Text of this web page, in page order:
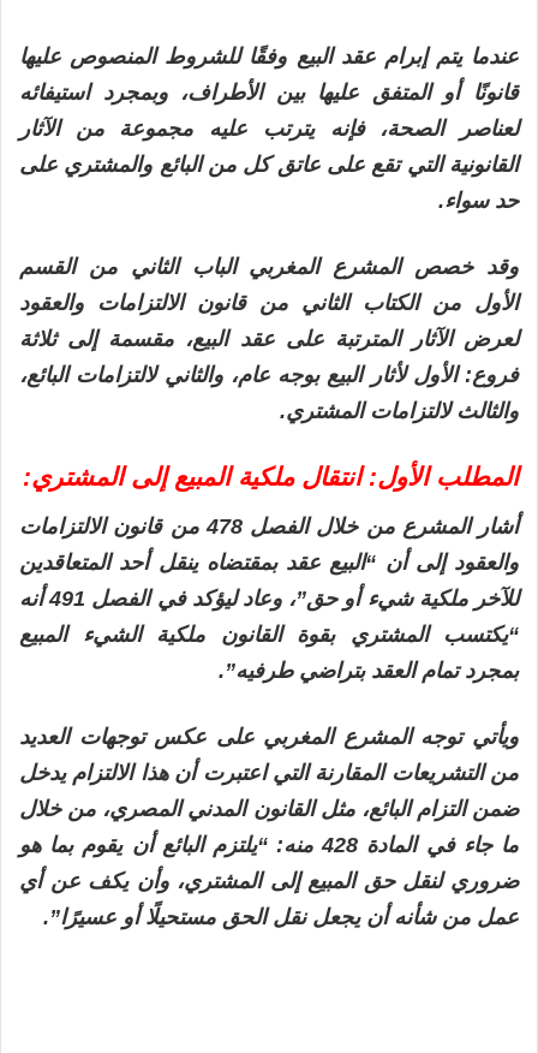
عندما يتم إبرام عقد البيع وفقًا للشروط المنصوص عليها
قانونًا أو المتفق عليها بين الأطراف، وبمجرد استيفائه
لعناصر الصحة، فإنه يترتب عليه مجموعة من الآثار
القانونية التي تقع على عاتق كل من البائع والمشتري على
حد سواء.
وقد خصص المشرع المغربي الباب الثاني من القسم
الأول من الكتاب الثاني من قانون الالتزامات والعقود
لعرض الآثار المترتبة على عقد البيع، مقسمة إلى ثلاثة
فروع: الأول لأثار البيع بوجه عام، والثاني لالتزامات البائع،
والثالث لالتزامات المشتري.
المطلب الأول: انتقال ملكية المبيع إلى المشتري:
أشار المشرع من خلال الفصل 478 من قانون الالتزامات
والعقود إلى أن “البيع عقد بمقتضاه ينقل أحد المتعاقدين
للآخر ملكية شيء أو حق”، وعاد ليؤكد في الفصل 491 أنه
“يكتسب المشتري بقوة القانون ملكية الشيء المبيع
بمجرد تمام العقد بتراضي طرفيه”.
ويأتي توجه المشرع المغربي على عكس توجهات العديد
من التشريعات المقارنة التي اعتبرت أن هذا الالتزام يدخل
ضمن التزام البائع، مثل القانون المدني المصري، من خلال
ما جاء في المادة 428 منه: “يلتزم البائع أن يقوم بما هو
ضروري لنقل حق المبيع إلى المشتري، وأن يكف عن أي
عمل من شأنه أن يجعل نقل الحق مستحيلًا أو عسيرًا”.